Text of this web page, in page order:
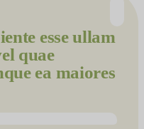
esse ullam
quae
ea maiores